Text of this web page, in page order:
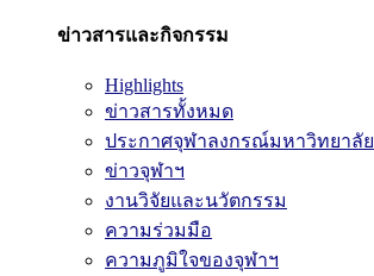
ข่าวสารและกิจกรรม
Highlights
ข่าวสารทั้งหมด
ประกาศจุฬาลงกรณ์มหาวิทยาลัย
ข่าวจุฬาฯ
งานวิจัยและนวัตกรรม
ความร่วมมือ
ความภูมิใจของจุฬาฯ